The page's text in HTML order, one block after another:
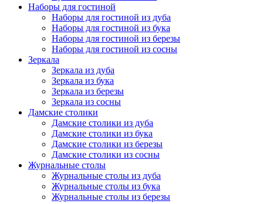
Наборы для гостиной
Наборы для гостиной из дуба
Наборы для гостиной из бука
Наборы для гостиной из березы
Наборы для гостиной из сосны
Зеркала
Зеркала из дуба
Зеркала из бука
Зеркала из березы
Зеркала из сосны
Дамские столики
Дамские столики из дуба
Дамские столики из бука
Дамские столики из березы
Дамские столики из сосны
Журнальные столы
Журнальные столы из дуба
Журнальные столы из бука
Журнальные столы из березы